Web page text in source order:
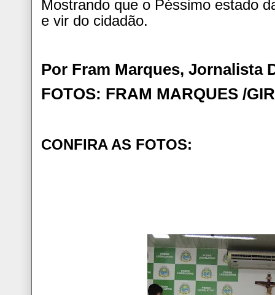
Mostrando que o Péssimo estado
e vir do cidadão.
Por Fram Marques, Jornalista
FOTOS: FRAM MARQUES /
CONFIRA AS FOTOS: